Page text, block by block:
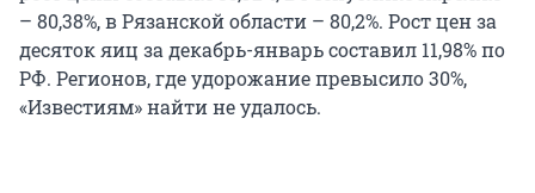
– 80,38%, в Рязанской области – 80,2%. Рост цен за
десяток яиц за декабрь-январь составил 11,98% по
РФ. Регионов, где удорожание превысило 30%,
«Известиям» найти не удалось.